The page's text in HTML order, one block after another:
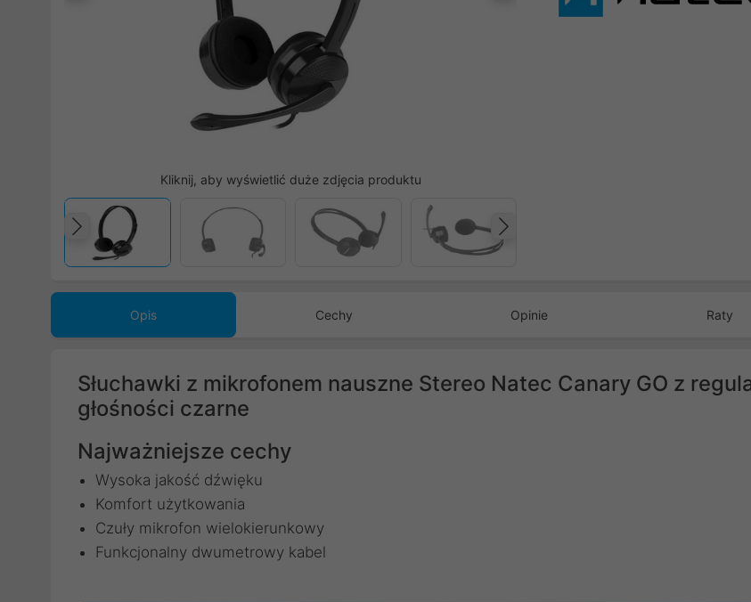
Kliknij, aby wyświetlić duże zdjęcia produktu
Poprzedni
Opis Cechy Opinie Raty
Słuchawki z mikrofonem nauszne Stereo Natec Canary GO z
głośności czarne
Najważniejsze cechy
Wysoka jakość dźwięku
Komfort użytkowania
Czuły mikrofon wielokierunkowy
Funkcjonalny dwumetrowy kabel